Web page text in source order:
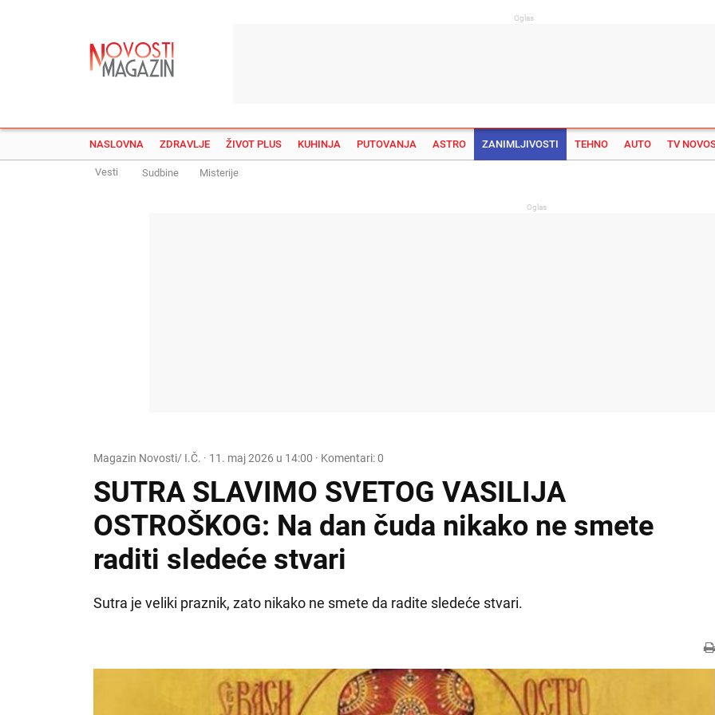
Oglas
NASLOVNA ZDRAVLJE ŽIVOT PLUS KUHINJA PUTOVANJA ASTRO ZANIMLJIVOSTI
Vesti Sudbine Misterije
TEHNO AUTO TV
Oglas
Magazin Novosti/ I.Č. · 11. maj 2026 u 14:00 · Komentari: 0
SUTRA SLAVIMO SVETOG VASILIJA
OSTROŠKOG: Na dan čuda nikako ne smete
raditi sledeće stvari
Sutra je veliki praznik, zato nikako ne smete da radite sledeće stvari.